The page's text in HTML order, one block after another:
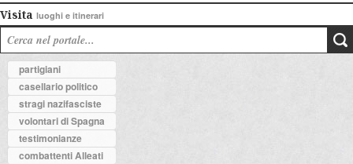
Visita luoghi e itinerari
partigiani
casellario politico
stragi nazifasciste
volontari di Spagna
testimonianze
combattenti Alleati